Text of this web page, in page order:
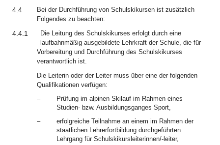
4.4
Bei der Durchführung von Schulskikursen ist zusätzlich
Folgendes zu beachten:
4.4.1
Die Leitung des Schulskikurses erfolgt durch eine
laufbahnmäßig ausgebildete Lehrkraft der Schule, die für
Vorbereitung und Durchführung des Schulskikurses
verantwortlich ist.
Die Leiterin oder der Leiter muss über eine der folgenden
Qualifikationen verfügen:
–
Prüfung im alpinen Skilauf im Rahmen eines
Studien- bzw. Ausbildungsganges Sport,
–
erfolgreiche Teilnahme an einem im Rahmen der
staatlichen Lehrerfortbildung durchgeführten
Lehrgang für Schulskikursleiterinnen/-leiter,